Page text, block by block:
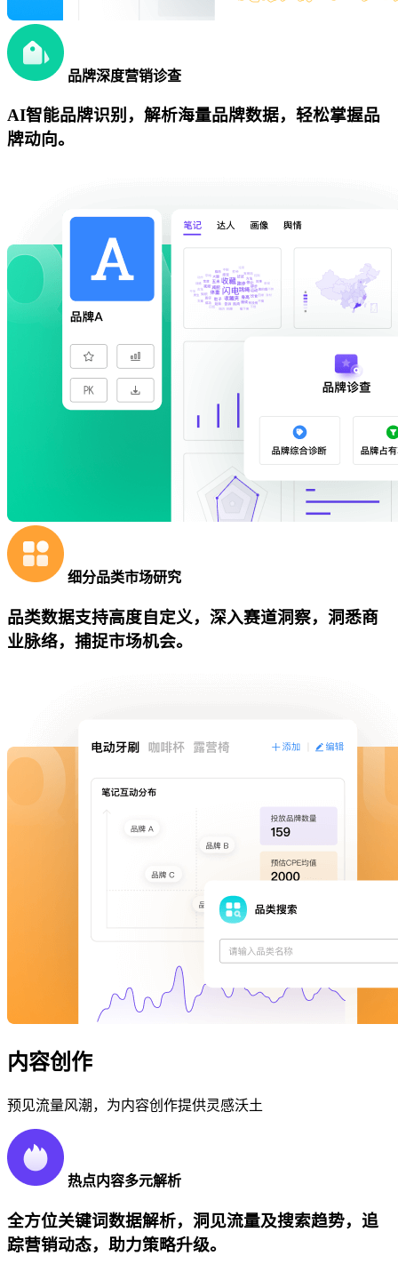
品牌深度营销诊查
AI智能品牌识别，解析海量品牌数据，轻松掌握品
牌动向。
细分品类市场研究
品类数据支持高度自定义，深入赛道洞察，洞悉商
业脉络，捕捉市场机会。
内容创作
预见流量风潮，为内容创作提供灵感沃土
热点内容多元解析
全方位关键词数据解析，洞见流量及搜索趋势，追
踪营销动态，助力策略升级。